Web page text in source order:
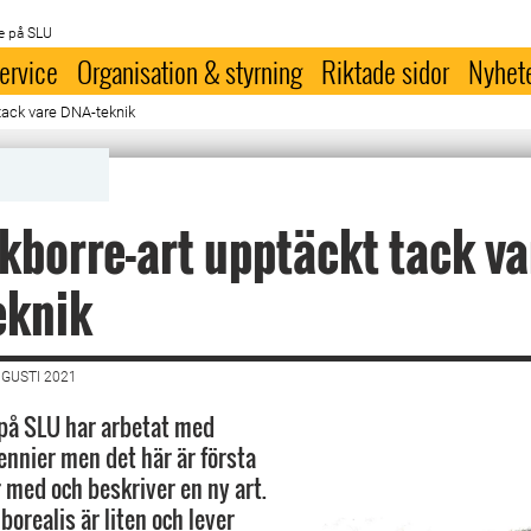
på SLU
Organisation & styrning Riktade sidor
vare DNA-teknik
art upptäckt tack
2021
SLU har arbetat med
men det här är första
och beskriver en ny art.
är liten och lever